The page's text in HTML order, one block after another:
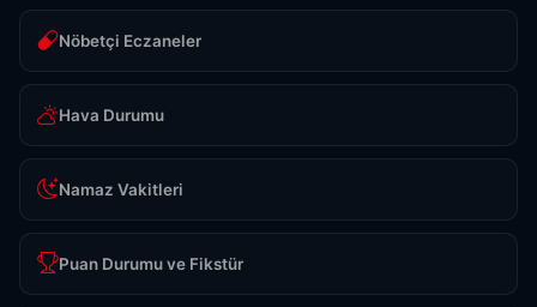
Nöbetçi Eczaneler
Hava Durumu
Namaz Vakitleri
Puan Durumu ve Fikstür